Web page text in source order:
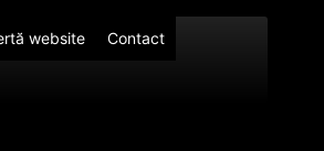
website Contact